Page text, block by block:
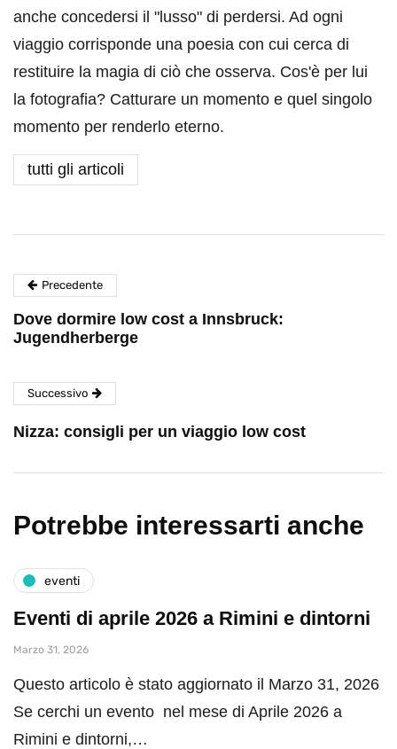
anche concedersi il "lusso" di perdersi. Ad ogni
viaggio corrisponde una poesia con cui cerca di
restituire la magia di ciò che osserva. Cos'è per lui
la fotografia? Catturare un momento e quel singolo
momento per renderlo eterno.
tutti gli articoli
Precedente
Dove dormire low cost a Innsbruck:
Jugendherberge
Successivo
Nizza: consigli per un viaggio low cost
Potrebbe interessarti anche
eventi
Eventi di aprile 2026 a Rimini e dintorni
Marzo 31, 2026
Questo articolo è stato aggiornato il Marzo 31, 2026
Se cerchi un evento nel mese di Aprile 2026 a
Rimini e dintorni,…